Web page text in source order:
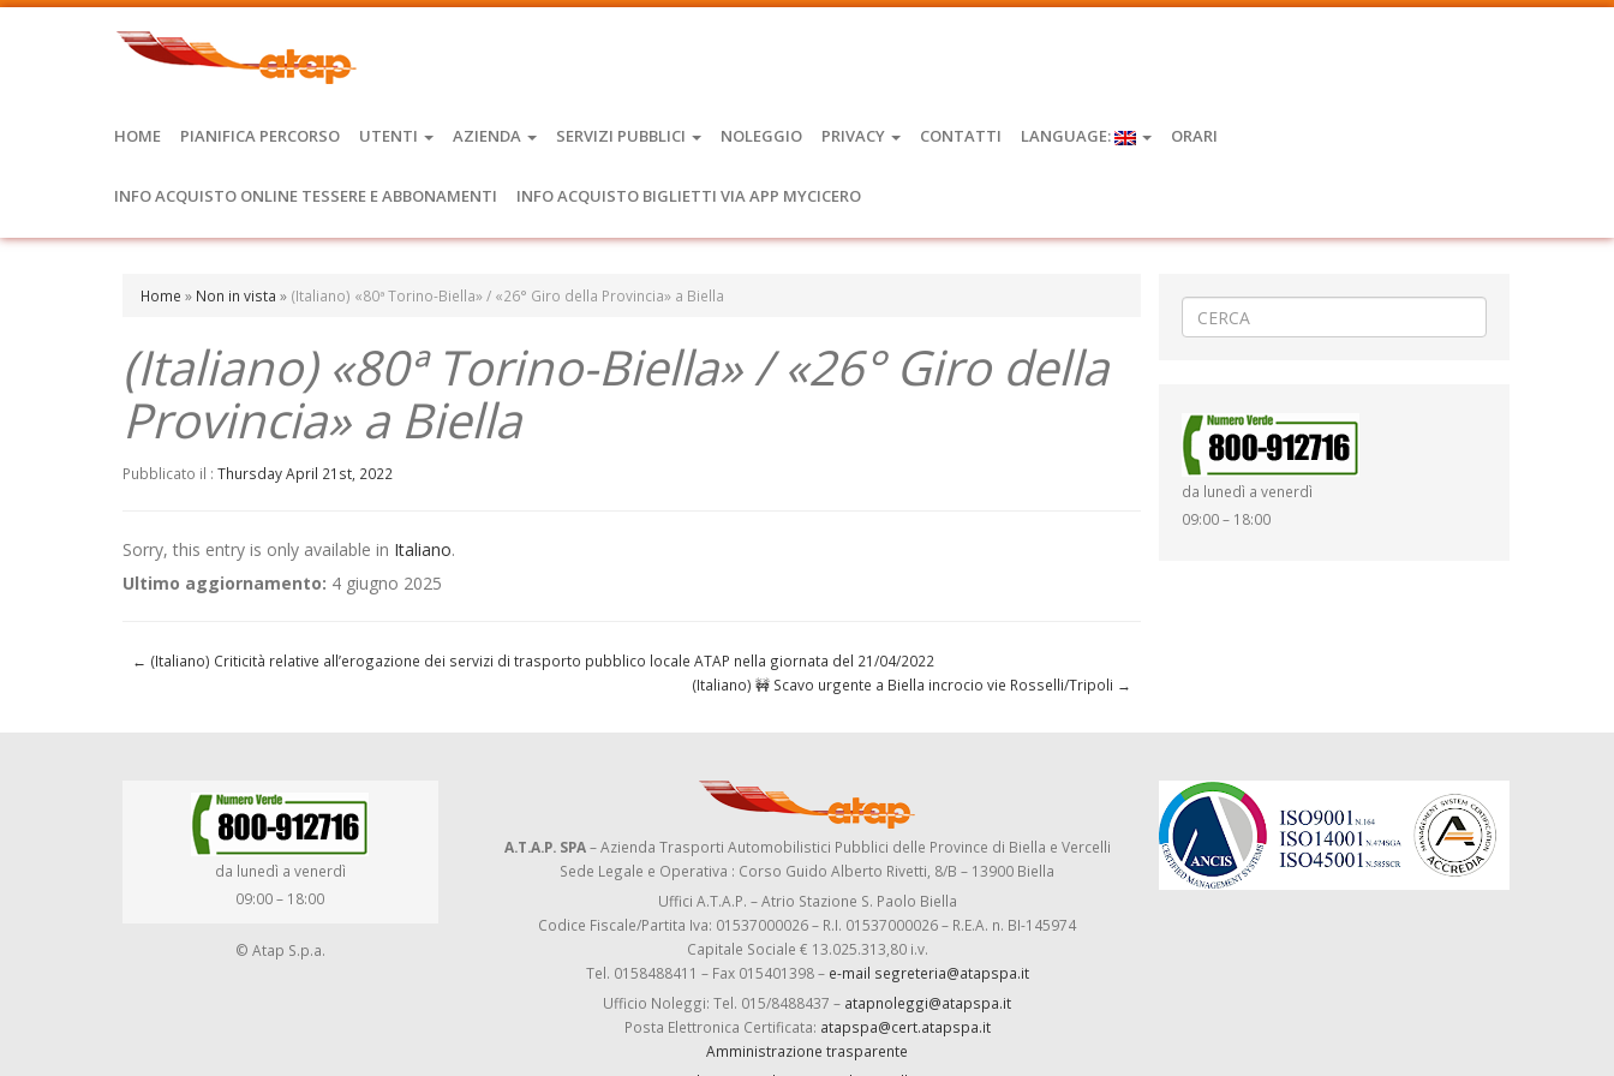
HOME PIANIFICA PERCORSO UTENTI AZIENDA SERVIZI PUBBLICI NOLEGGIO PRIVACY CONTATTI LANGUAGE: ORARI
INFO ACQUISTO ONLINE TESSERE E ABBONAMENTI INFO ACQUISTO BIGLIETTI VIA APP MYCICERO
Home » Non in vista » (Italiano) «80ª Torino-Biella» / «26° Giro della Provincia» a Biella
(Italiano) «80ª Torino-Biella» / «26° Giro della
Provincia» a Biella
Pubblicato il : Thursday April 21st, 2022
Sorry, this entry is only available in Italiano.
Ultimo aggiornamento: 4 giugno 2025
← (Italiano) Criticità relative all’erogazione dei servizi di trasporto pubblico locale ATAP nella giornata del 21/04/2022
(Italiano) 🚧 Scavo urgente a Biella incrocio vie Rosselli/Tripoli →
da lunedì a venerdì
09:00 – 18:00
da lunedì a venerdì
09:00 – 18:00
© Atap S.p.a.
A.T.A.P. SPA– Azienda Trasporti Automobilistici Pubblici delle Province di Biella e Vercelli
Sede Legale e Operativa : Corso Guido Alberto Rivetti, 8/B – 13900 Biella
Uffici A.T.A.P. – Atrio Stazione S. Paolo Biella
Codice Fiscale/Partita Iva: 01537000026 – R.I. 01537000026 – R.E.A. n. BI-145974
Capitale Sociale € 13.025.313,80 i.v.
Tel. 0158488411 – Fax 015401398 – e-mail segreteria@atapspa.it
Ufficio Noleggi: Tel. 015/8488437 – atapnoleggi@atapspa.it
Posta Elettronica Certificata: atapspa@cert.atapspa.it
Amministrazione trasparente